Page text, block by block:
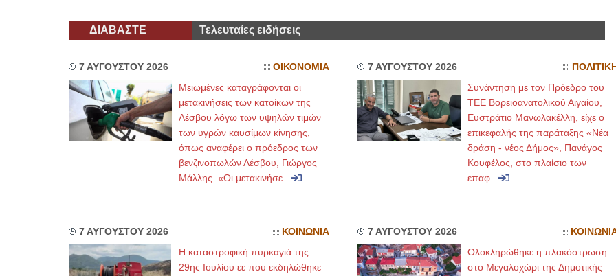
ΔΙΑΒΑΣΤΕ Τελευταίες ειδήσεις
7 ΑΥΓΟΥΣΤΟΥ 2026 ΟΙΚΟΝΟΜΙΑ
Μειωμένες καταγράφονται οι
μετακινήσεις των κατοίκων της
Λέσβου λόγω των υψηλών τιμών
των υγρών καυσίμων κίνησης,
όπως αναφέρει ο πρόεδρος των
βενζινοπωλών Λέσβου, Γιώργος
Μάλλης. «Οι μετακινήσε...
7 ΑΥΓΟΥΣΤΟΥ 2026 ΠΟΛΙΤΙΚΗ
Συνάντηση με τον Πρόεδρο του
ΤΕΕ Βορειοανατολικού Αιγαίου,
Ευστράτιο Μανωλακέλλη, είχε ο
επικεφαλής της παράταξης «Νέα
δράση - νέος Δήμος», Πανάγος
Κουφέλος, στο πλαίσιο των
επαφ...
7 ΑΥΓΟΥΣΤΟΥ 2026 ΚΟΙΝΩΝΙΑ
Η καταστροφική πυρκαγιά της
29ης Ιουλίου εε που εκδηλώθηκε
7 ΑΥΓΟΥΣΤΟΥ 2026
Ολοκληρώθηκε η πλακόστρωση
στο Μεγαλοχώρι της Δημοτικής